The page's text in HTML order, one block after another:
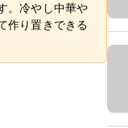
。冷やし中華や
作り置きできる